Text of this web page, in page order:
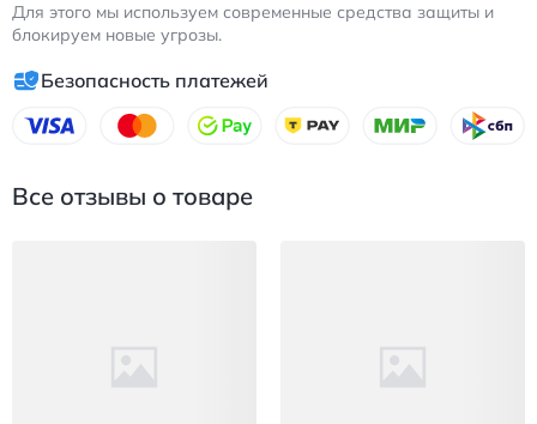
Для этого мы используем современные средства защиты и
блокируем новые угрозы.
Безопасность платежей
Все отзывы о товаре